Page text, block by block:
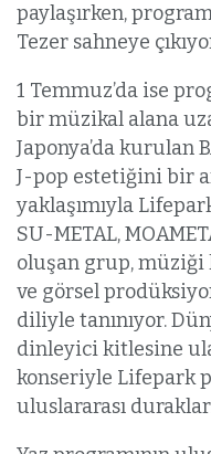
paylaşırken,
Tezer sahneye
1 Temmuz’da ise
bir müzikal alana
Japonya’da kurulan
J-pop estetiğini bir
yaklaşımıyla
SU-METAL,
oluşan grup, müziği
ve görsel
diliyle tanınıyor.
dinleyici kitlesine
konseriyle Lifepark
uluslararası